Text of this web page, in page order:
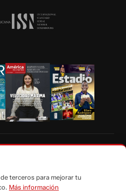
los contenidos de Vistazo.com.
terceros para mejorar tu
Más información